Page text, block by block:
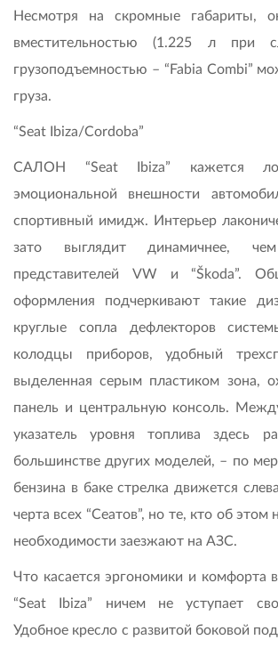
Несмотря на скромные габариты,
вместительностью (1.225 л при
грузоподъемностью – “Fabia Combi”
груза.
“Seat Ibiza/Cordoba”
САЛОН “Seat Ibiza” кажется
эмоциональной внешности
спортивный имидж. Интерьер
зато выглядит динамичнее,
представителей VW и “Škoda”.
оформления подчеркивают такие
круглые сопла дефлекторов
колодцы приборов, удобный
выделенная серым пластиком зона,
панель и центральную консоль.
указатель уровня топлива здесь
большинстве других моделей, – по
бензина в баке стрелка движется
черта всех “Сеатов”, но те, кто об этом
необходимости заезжают на АЗС.
Что касается эргономики и комфорта
“Seat Ibiza” ничем не уступает
Удобное кресло с развитой боковой